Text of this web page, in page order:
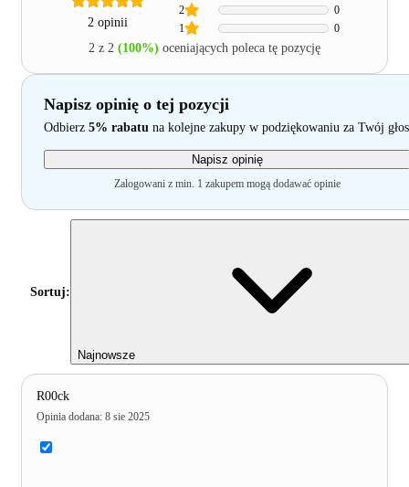
2 opinii 1 0
2 0
2 z 2 (100%) oceniających poleca tę pozycję
Napisz opinię o tej pozycji
Odbierz 5% rabatu na kolejne zakupy w podziękowaniu za Twój głos
Napisz opinię
Zalogowani z min. 1 zakupem mogą dodawać opinie
Sortuj:
Najnowsze
R00ck
Opinia dodana: 8 sie 2025